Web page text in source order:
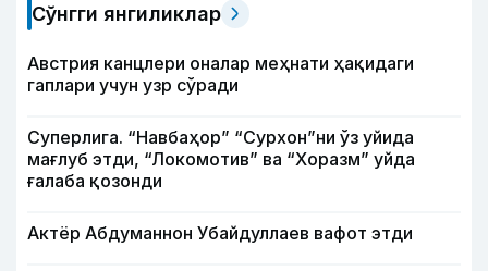
Сўнгги янгиликлар
Австрия канцлери оналар меҳнати ҳақидаги
гаплари учун узр сўради
Суперлига. “Навбаҳор” “Сурхон”ни ўз уйида
мағлуб этди, “Локомотив” ва “Хоразм” уйда
ғалаба қозонди
Актёр Абду­маннон Убайдуллаев вафот этди